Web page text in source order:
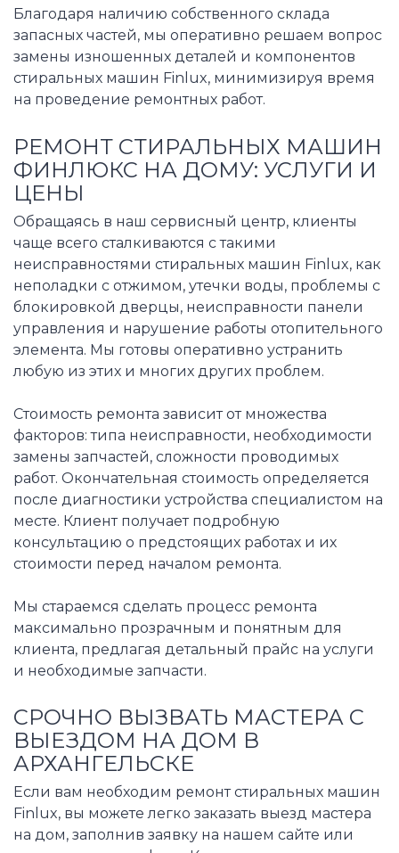
Благодаря наличию собственного склада
запасных частей, мы оперативно решаем вопрос
замены изношенных деталей и компонентов
стиральных машин Finlux, минимизируя время
на проведение ремонтных работ.
РЕМОНТ СТИРАЛЬНЫХ МАШИН
ФИНЛЮКС НА ДОМУ: УСЛУГИ И
ЦЕНЫ
Обращаясь в наш сервисный центр, клиенты
чаще всего сталкиваются с такими
неисправностями стиральных машин Finlux, как
неполадки с отжимом, утечки воды, проблемы с
блокировкой дверцы, неисправности панели
управления и нарушение работы отопительного
элемента. Мы готовы оперативно устранить
любую из этих и многих других проблем.
Стоимость ремонта зависит от множества
факторов: типа неисправности, необходимости
замены запчастей, сложности проводимых
работ. Окончательная стоимость определяется
после диагностики устройства специалистом на
месте. Клиент получает подробную
консультацию о предстоящих работах и их
стоимости перед началом ремонта.
Мы стараемся сделать процесс ремонта
максимально прозрачным и понятным для
клиента, предлагая детальный прайс на услуги
и необходимые запчасти.
СРОЧНО ВЫЗВАТЬ МАСТЕРА С
ВЫЕЗДОМ НА ДОМ В
АРХАНГЕЛЬСКЕ
Если вам необходим ремонт стиральных машин
Finlux, вы можете легко заказать выезд мастера
на дом, заполнив заявку на нашем сайте или